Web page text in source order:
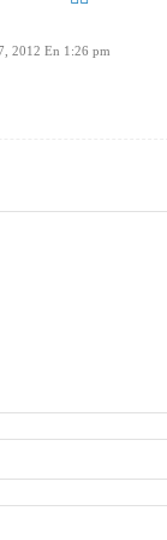
2012 En 1:26 pm